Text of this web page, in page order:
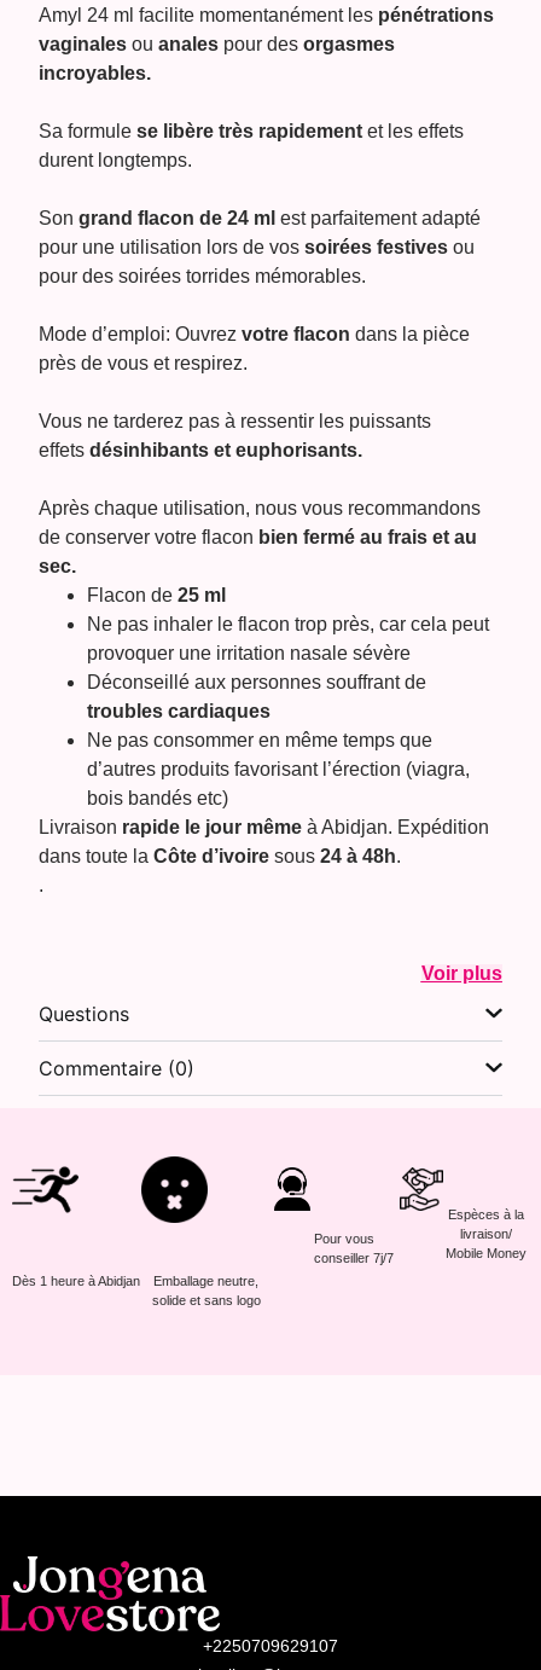
Amyl 24 ml facilite momentanément les pénétrations
vaginales ouanales pour desorgasmes
incroyables.
Sa formule se libère très rapidement et les effets
durent longtemps.
Songrand flacon de 24 ml est parfaitement adapté
pour une utilisation lors de vossoirées festives ou
pour des soirées torrides mémorables.
Mode d’emploi: Ouvrezvotre flacondans la pièce
près de vous et respirez.
Vous ne tarderez pas à ressentir les puissants
effetsdésinhibants et euphorisants.
Après chaque utilisation, nous vous recommandons
de conserver votre flacon bien fermé au frais et au
sec.
Flacon de25 ml
Ne pas inhaler le flacon trop près, car cela peut
provoquer une irritation nasale sévère
Déconseillé aux personnes souffrant de
troubles cardiaques
Ne pas consommer en même temps que
d’autres produits favorisant l’érection (viagra,
bois bandés etc)
Livraison rapide le jour même à Abidjan. Expédition
dans toute laCôte d’ivoire sous24 à 48h.
.
Voir plus
Questions
Commentaire (0)
Dès 1 heure à Abidjan
Emballage neutre,
solide et sans logo
Pour vous
conseiller 7j/7
Espèces à la
livraison/
Mobile Money
+2250709629107